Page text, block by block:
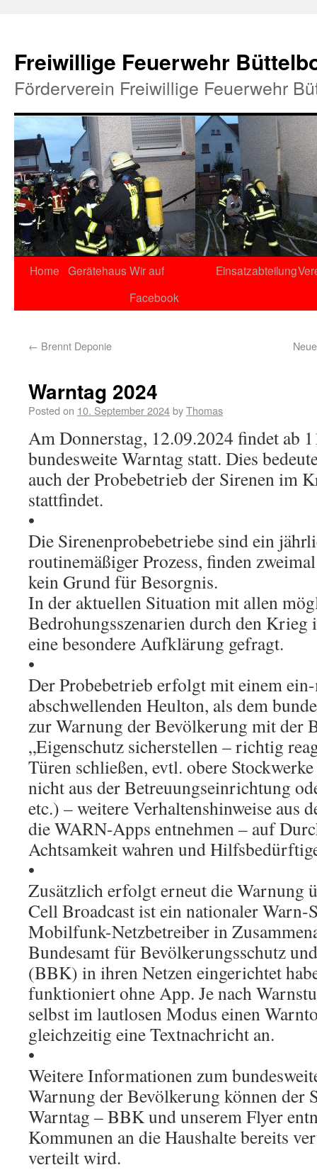
Freiwillige Feuerwehr
Förderverein Freiwillige Feuerwehr
Home Gerätehaus Wir auf
Facebook
Einsatzabteilung
← Brennt Deponie
Warntag 2024
Posted on 10. September 2024byThomas
Am Donnerstag, 12.09.2024 findet ab
bundesweite Warntag statt. Dies
auch der Probebetrieb der Sirenen im
stattfindet.
•
Die Sirenenprobebetriebe sind ein
routinemäßiger Prozess, finden
kein Grund für Besorgnis.
In der aktuellen Situation mit allen
Bedrohungsszenarien durch den Krieg
eine besondere Aufklärung gefragt.
•
Der Probebetrieb erfolgt mit einem
abschwellenden Heulton, als dem
zur Warnung der Bevölkerung mit der
„Eigenschutz sicherstellen – richtig
Türen schließen, evtl. obere
nicht aus der Betreuungseinrichtung
etc.) – weitere Verhaltenshinweise aus
die WARN-Apps entnehmen – auf
Achtsamkeit wahren und
•
Zusätzlich erfolgt erneut die Warnung
Cell Broadcast ist ein nationaler Warn-
Mobilfunk-Netzbetreiber in
Bundesamt für Bevölkerungsschutz
(BBK) in ihren Netzen eingerichtet
funktioniert ohne App. Je nach
selbst im lautlosen Modus einen
gleichzeitig eine Textnachricht an.
•
Weitere Informationen zum
Warnung der Bevölkerung können der
Warntag – BBK und unserem Flyer
Kommunen an die Haushalte bereits
verteilt wird.